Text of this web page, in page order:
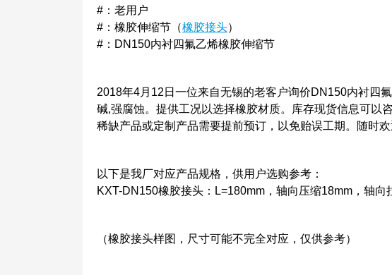
#：老用户
#：橡胶伸缩节（橡胶接头）
#：DN150内衬四氟乙烯橡胶伸缩节
2018年4月12日一位来自无锡的老客户询价DN150内衬四
碱,强腐蚀。提供工况以选择橡胶材质。库存现货信息可以
稀缺产品或定制产品需要提前预订，以免贻误工期。随时
以下是我厂对应产品规格，供用户选购参考：
KXT-DN150橡胶接头：L=180mm，轴向压缩18mm，轴
（橡胶接头样图，尺寸可能不完全对应，仅供参考）